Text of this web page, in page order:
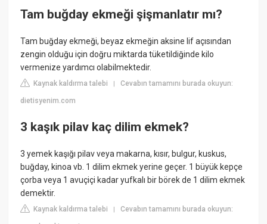
Tam buğday ekmeği şişmanlatır mı?
Tam buğday ekmeği, beyaz ekmeğin aksine lif açısından
zengin olduğu için doğru miktarda tüketildiğinde kilo
vermenize yardımcı olabilmektedir.
Kaynak kaldırma talebi |Cevabın tamamını burada okuyun:
dietisyenim.com
3 kaşık pilav kaç dilim ekmek?
3 yemek kaşığı pilav veya makarna, kısır, bulgur, kuskus,
buğday, kinoa vb. 1 dilim ekmek yerine geçer. 1 büyük kepçe
çorba veya 1 avuçiçi kadar yufkalı bir börek de 1 dilim ekmek
demektir.
Kaynak kaldırma talebi |Cevabın tamamını burada okuyun: